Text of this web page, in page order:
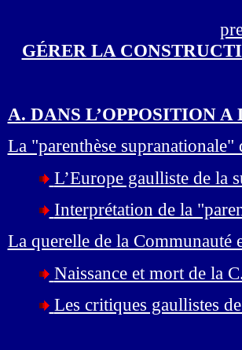
GÉRER LA
A. DANS L’OPPOSITION
La "parenthèse supranationale"
L’Europe gaulliste de la
Interprétation de la
La querelle de la Communauté
Naissance et mort de la
Les critiques gaullistes